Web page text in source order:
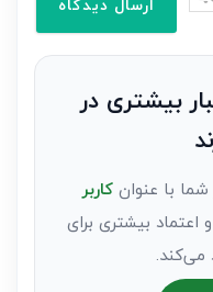
بیشتری در
شما با عنوانکاربر
بیشتری برای
می‌کند.